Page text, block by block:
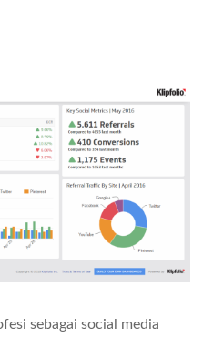
sebagai social media